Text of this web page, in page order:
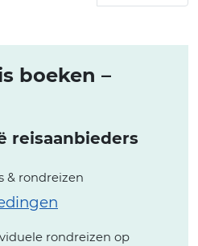
boeken –
reisaanbieders
& rondreizen
rondreizen op